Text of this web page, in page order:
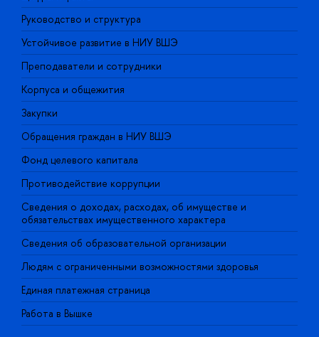
Руководство и структура
Устойчивое развитие в НИУ ВШЭ
Преподаватели и сотрудники
Корпуса и общежития
Закупки
Обращения граждан в НИУ ВШЭ
Фонд целевого капитала
Противодействие коррупции
Сведения о доходах, расходах, об имуществе и
обязательствах имущественного характера
Сведения об образовательной организации
Людям с ограниченными возможностями здоровья
Единая платежная страница
Работа в Вышке